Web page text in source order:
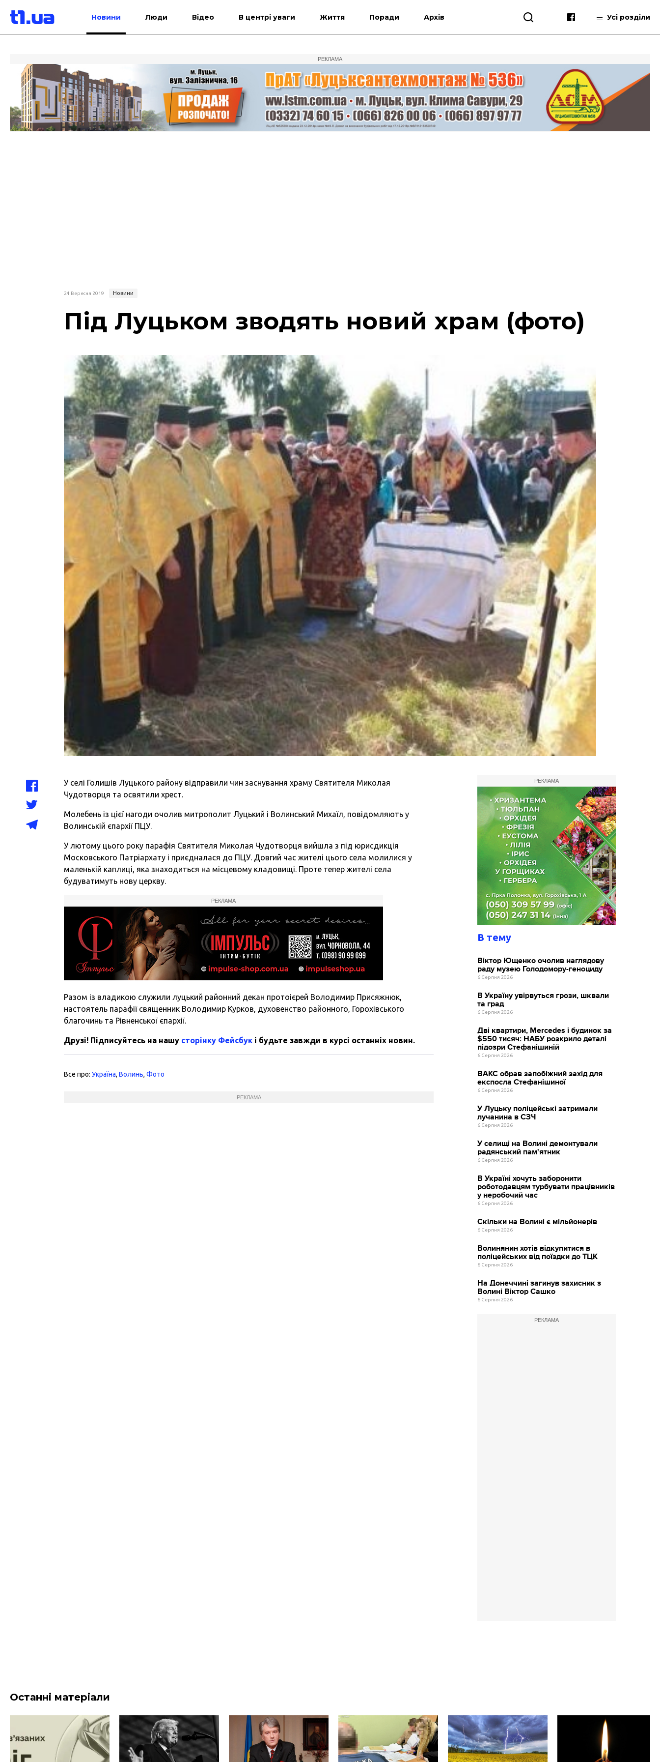
Новини Люди Відео В центрі уваги Життя Поради Архів Усі розділи
РЕКЛАМА
24 Вересня 2019 Новини
Під Луцьком зводять новий храм (фото)
У селі Голишів Луцького району відправили чин заснування храму Святителя Миколая
Чудотворця та освятили хрест.
Молебень із цієї нагоди очолив митрополит Луцький і Волинський Михаїл, повідомляють у
Волинській єпархії ПЦУ.
У лютому цього року парафія Святителя Миколая Чудотворця вийшла з під юрисдикція
Московського Патріархату і приєдналася до ПЦУ. Довгий час жителі цього села молилися у
маленькій каплиці, яка знаходиться на місцевому кладовищі. Проте тепер жителі села
будуватимуть нову церкву.
РЕКЛАМА
Разом із владикою служили луцький районний декан протоієрей Володимир Присяжнюк,
настоятель парафії священник Володимир Курков, духовенство районного, Горохівського
благочинь та Рівненської єпархії.
Друзі! Підписуйтесь на нашу сторінку Фейсбук і будьте завжди в курсі останніх новин.
Все про:Україна,Волинь,Фото
РЕКЛАМА
РЕКЛАМА
В тему
Віктор Ющенко очолив наглядову
раду музею Голодомору-геноциду
6 Серпня 2026
В Україну увірвуться грози, шквали
та град
6 Серпня 2026
Дві квартири, Mercedes і будинок за
$550 тисяч: НАБУ розкрило деталі
підозри Стефанішиній
6 Серпня 2026
ВАКС обрав запобіжний захід для
експосла Стефанішиної
6 Серпня 2026
У Луцьку поліцейські затримали
лучанина в СЗЧ
6 Серпня 2026
У селищі на Волині демонтували
радянський пам'ятник
6 Серпня 2026
В Україні хочуть заборонити
роботодавцям турбувати працівників
у неробочий час
6 Серпня 2026
Скільки на Волині є мільйонерів
6 Серпня 2026
Волинянин хотів відкупитися в
поліцейських від поїздки до ТЦК
6 Серпня 2026
На Донеччині загинув захисник з
Волині Віктор Сашко
6 Серпня 2026
РЕКЛАМА
Останні матеріали